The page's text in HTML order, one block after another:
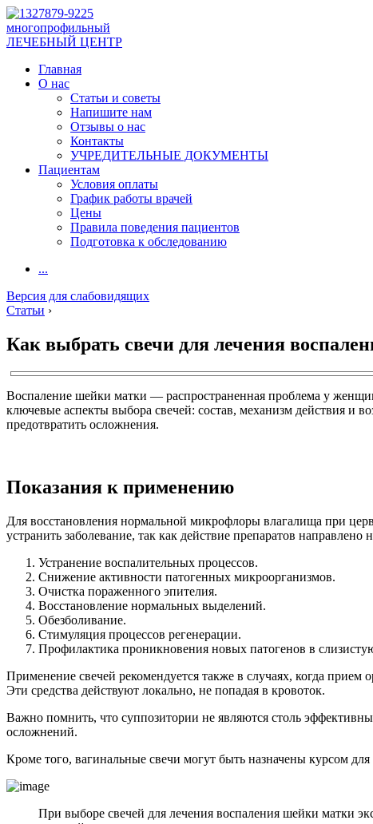
многопрофильный
ЛЕЧЕБНЫЙ ЦЕНТР
Главная
О нас
Статьи и советы
Напишите нам
Отзывы о нас
Контакты
УЧРЕДИТЕЛЬНЫЕ ДОКУМЕНТЫ
Пациентам
Условия оплаты
График работы врачей
Цены
Правила поведения пациентов
Подготовка к обследованию
...
Версия для слабовидящих
Статьи ›
Как выбрать свечи для лечения
Воспаление шейки матки — распространенная проблема у
ключевые аспекты выбора свечей: состав, механизм действия и
предотвратить осложнения.
Показания к применению
Для восстановления нормальной микрофлоры влагалища при
устранить заболевание, так как действие препаратов
Устранение воспалительных процессов.
Снижение активности патогенных микроорганизмов.
Очистка пораженного эпителия.
Восстановление нормальных выделений.
Обезболивание.
Стимуляция процессов регенерации.
Профилактика проникновения новых патогенов в
Применение свечей рекомендуется также в случаях, когда
Эти средства действуют локально, не попадая в кровоток.
Важно помнить, что суппозитории не являются столь
осложнений.
Кроме того, вагинальные свечи могут быть назначены курсом
При выборе свечей для лечения воспаления шейки матки